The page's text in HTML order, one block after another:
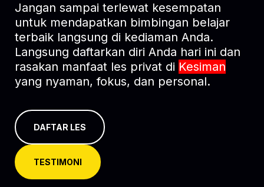
Jangan sampai terlewat kesempatan
untuk mendapatkan bimbingan belajar
terbaik langsung di kediaman Anda.
Langsung daftarkan diri Anda hari ini dan
rasakan manfaat les privat di Kesiman
yang nyaman, fokus, dan personal.
DAFTAR LES
TESTIMONI